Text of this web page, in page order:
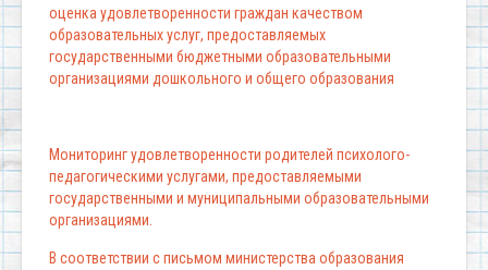
оценка удовлетворенности граждан качеством
образовательных услуг, предоставляемых
государственными бюджетными образовательными
организациями дошкольного и общего образования
Мониторинг удовлетворенности родителей психолого-
педагогическими услугами, предоставляемыми
государственными и муниципальными образовательными
организациями.
В соответствии с письмом министерства образования